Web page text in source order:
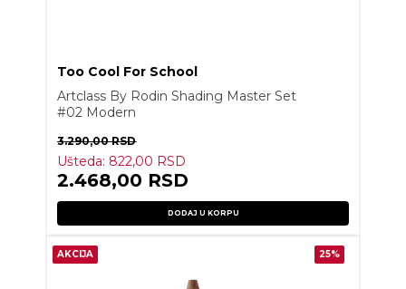
Too Cool For School
Artclass By Rodin Shading Master Set
#02 Modern
3.290,00RSD
Ušteda: 822,00 RSD
2.468,00 RSD
DODAJ U KORPU
AKCIJA 25%